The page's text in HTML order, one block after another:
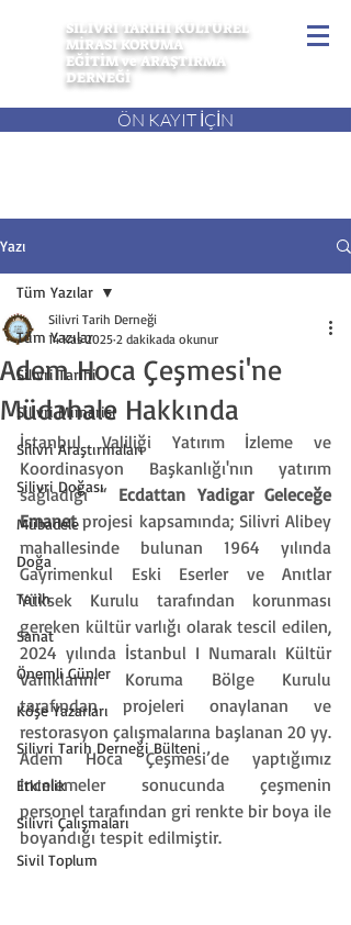
SİLİVRİ TARİHİ KÜLTÜREL
MİRASI KORUMA
EĞİTİM ve ARAŞTIRMA
DERNEĞİ
ÖN KAYIT İÇİN
Yazı
Tüm Yazılar
Silivri Tarihi
Silivri Mimarisi
Silivri Araştırmaları
Silivri Doğası
Mübadele
Doğa
Tarih
Sanat
Önemli Günler
Köşe Yazarları
Silivri Tarih Derneği Bülteni
Etkinlik
Silivri Çalışmaları
Sivil Toplum
Tüm Yazılar
Adem Hoca Çeşmesi'ne
Müdahale Hakkında
Silivri Tarih Derneği
14 Kas 2025 2 dakikada okunur
İstanbul Valiliği Yatırım İzleme ve
Koordinasyon Başkanlığı'nın yatırım
sağladığı “ Ecdattan Yadigar Geleceğe
Emanet projesi kapsamında; Silivri Alibey
mahallesinde bulunan 1964 yılında
Gayrimenkul Eski Eserler ve Anıtlar
Yüksek Kurulu tarafından korunması
gereken kültür varlığı olarak tescil edilen,
2024 yılında İstanbul I Numaralı Kültür
Varlıklarını Koruma Bölge Kurulu
tarafından projeleri onaylanan ve
restorasyon çalışmalarına başlanan 20 yy.
Adem Hoca Çeşmesi’de yaptığımız
incelemeler sonucunda çeşmenin
personel tarafından gri renkte bir boya ile
boyandığı tespit edilmiştir.